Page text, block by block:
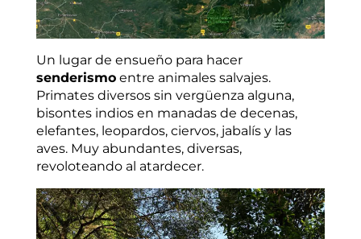
Un lugar de ensueño para hacer
senderismoentre animales salvajes.
Primates diversos sin vergüenza alguna,
bisontes indios en manadas de decenas,
elefantes, leopardos, ciervos, jabalís y las
aves. Muy abundantes, diversas,
revoloteando al atardecer.